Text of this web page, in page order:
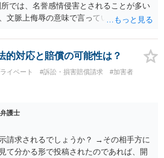
では、名誉感情侵害とされることが多い
文脈上侮辱の意味で言っている点も加味
的対応と賠償の可能性は？
イベート #訴訟・損害賠償請求
#加害者
護士
請求されるでしょうか？ →その相手方に
て分かる形で投稿されたのであれば、開